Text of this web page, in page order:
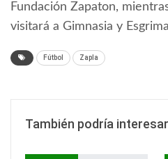
Fundación Zapaton,
visitará a Gimnasia y
Fútbol Zapla
También podría